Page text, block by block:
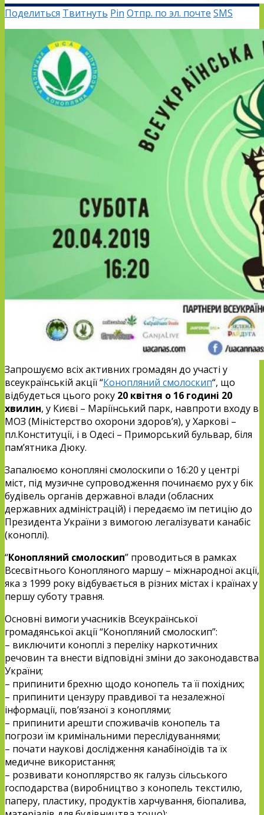
Поделиться Твитнуть Pin Отпр. по эл. почте SMS
Запрошуємо всіх активних громадян до участі у
всеукраїнській акції “Конопляний смолоскип“, що
відбудеться цього року 20 квітня о 16 годині 20
хвилин, у Києві – Маріїнський парк, навпроти входу в
МОЗ (Міністерство охорони здоров’я), у Харкові –
пл.Конституції, і в Одесі – Приморський бульвар, біля
пам’ятника Дюку.
Запалюємо конопляні смолоскипи о 16:20 у центрі
міст, під музичне супроводження починаємо рух у бік
будівель органів державної влади (обласних
державних адміністрацій) і передаємо їм петицію до
Президента України з вимогою легалізувати канабіс
(коноплі).
“Конопляний смолоскип” проводиться в рамках
Всесвітнього Конопляного маршу – міжнародної акції,
яка з 1999 року відбувається в різних містах і країнах у
першу суботу травня.
Основні вимоги учасників Всеукраїнської
громадянської акції “Конопляний смолоскип”:
– виключити коноплі з переліку наркотичних
речовин та внести відповідні зміни до законодавства
України;
– припинити брехню щодо конопель та її похідних;
– припинити цензуру правдивої та незалежної
інформації, пов’язаної з коноплями;
– припинити арешти споживачів конопель та
погрози їм кримінальними переслідуваннями;
– почати наукові дослідження канабіноїдів та їх
медичне використання;
– розвивати коноплярство як галузь сільського
господарства (виробництво з конопель текстилю,
паперу, пластику, продуктів харчування, біопалива,